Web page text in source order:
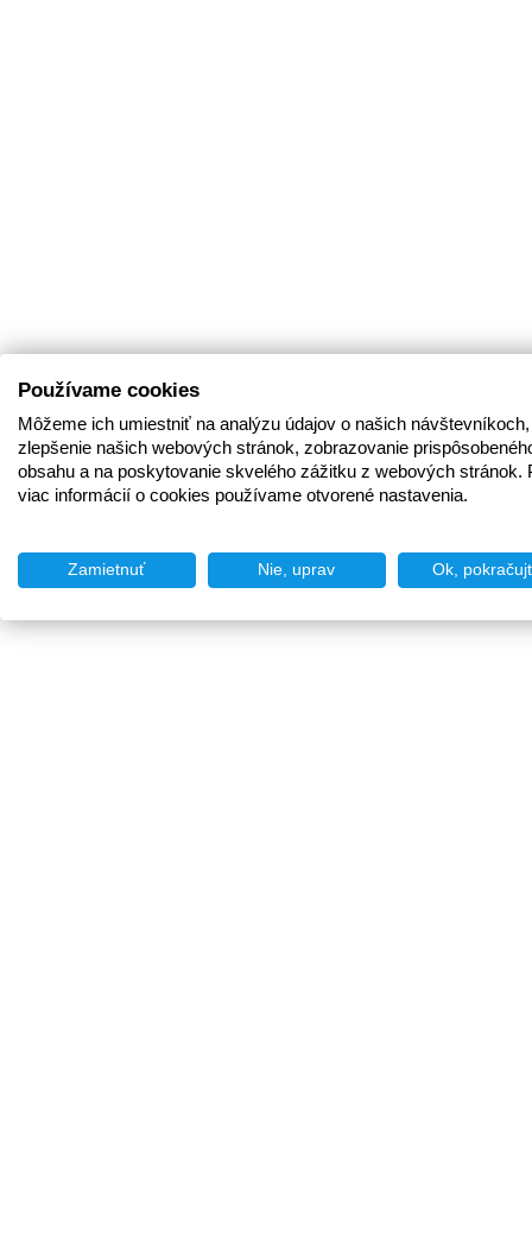
Používame cookies
Môžeme ich umiestniť na analýzu údajov o našich
zlepšenie našich webových stránok, zobrazovanie
obsahu a na poskytovanie skvelého zážitku z webových stránok.
viac informácií o cookies používame otvorené nastavenia.
Zamietnuť Nie, uprav Ok,